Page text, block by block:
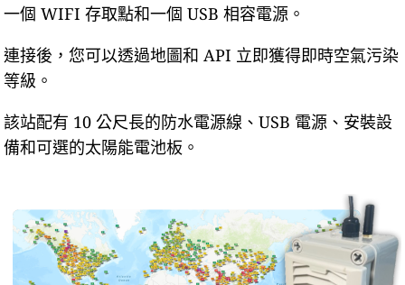
一個 WIFI 存取點和一個 USB 相容電源。
連接後，您可以透過地圖和 API 立即獲得即時空氣污染
等級。
該站配有 10 公尺長的防水電源線、USB 電源、安裝設
備和可選的太陽能電池板。